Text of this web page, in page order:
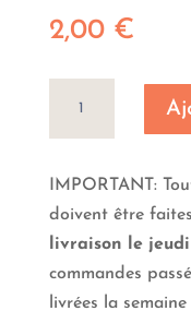
2,00 €
de
terre
IMPORTANT:
doivent être
livraison le
commandes
livrées la semaine